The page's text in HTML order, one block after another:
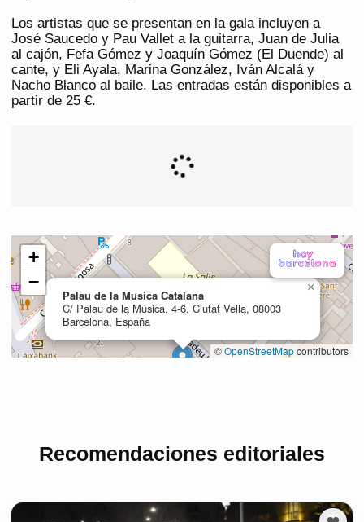
Los artistas que se presentan en la gala incluyen a
José Saucedo y Pau Vallet a la guitarra, Juan de Julia
al cajón, Fefa Gómez y Joaquín Gómez (El Duende) al
cante, y Eli Ayala, Marina González, Iván Alcalá y
Nacho Blanco al baile. Las entradas están disponibles a
partir de 25 €.
Recomendaciones editoriales